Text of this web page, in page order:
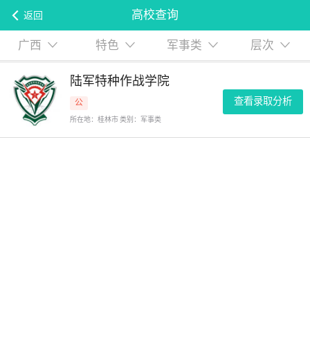
返回 高校查询
广西 特色 军事类 层次
陆军特种作战学院
公
所在地：桂林市 类别：军事类
查看录取分析